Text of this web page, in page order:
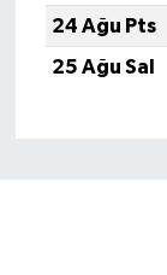
24 Ağu Pts
25 Ağu Sal